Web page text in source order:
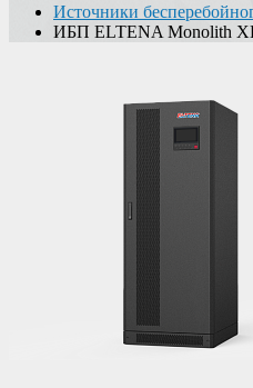
Источники
ИБП ELTENA Monolith